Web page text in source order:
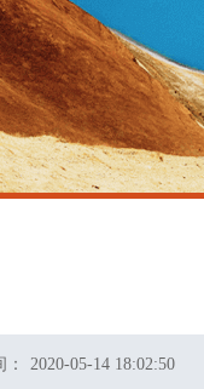
： 2020-05-14 18:02:50